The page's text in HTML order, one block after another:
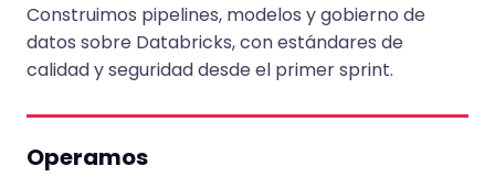
Construimos pipelines, modelos y gobierno de
datos sobre Databricks, con estándares de
calidad y seguridad desde el primer sprint.
Operamos